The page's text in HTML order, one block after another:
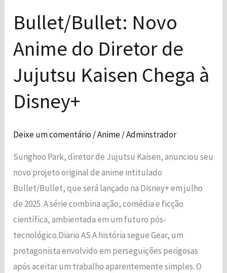
Bullet/Bullet: Novo
Anime do Diretor de
Jujutsu Kaisen Chega à
Disney+
Deixe um comentário /Anime/Adminstrador
Sunghoo Park, diretor de Jujutsu Kaisen, anunciou seu
novo projeto original de anime intitulado
Bullet/Bullet, que será lançado na Disney+ em julho
de 2025. A série combina ação, comédia e ficção
científica, ambientada em um futuro pós-
tecnológico.Diario AS A história segue Gear, um
protagonista envolvido em perseguições perigosas
após aceitar um trabalho aparentemente simples. O
Disney+
ao visitar nosso
site, você
aumenta a
chance de ver